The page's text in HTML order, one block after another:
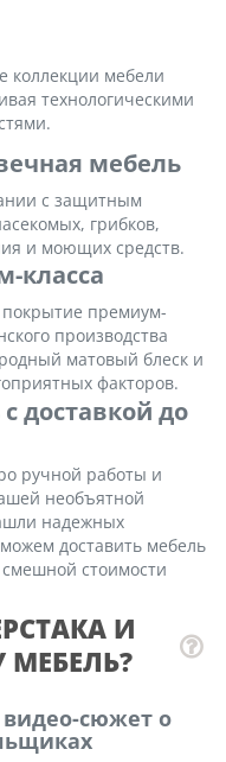
коллекции мебели
технологическими
мебель
с защитным
грибков,
и моющих средств.
класса
премиум-
производства
матовый блеск и
факторов.
доставкой до
ручной работы и
необъятной
надежных
доставить мебель
стоимости
И
сюжет о